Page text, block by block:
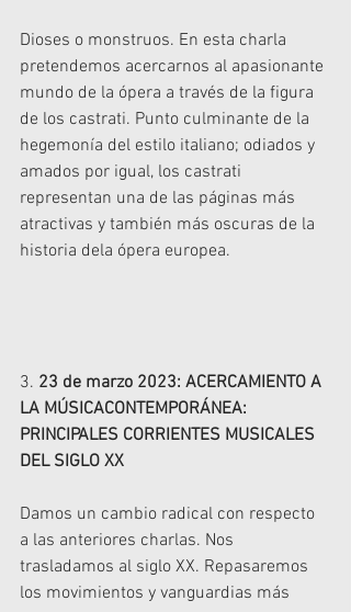
Dioses o monstruos. En esta charla
pretendemos acercarnos al apasionante
mundo de la ópera a través de la figura
de los castrati. Punto culminante de la
hegemonía del estilo italiano; odiados y
amados por igual, los castrati
representan una de las páginas más
atractivas y también más oscuras de la
historia dela ópera europea.
3. 23 de marzo 2023: ACERCAMIENTO A
LA MÚSICACONTEMPORÁNEA:
PRINCIPALES CORRIENTES MUSICALES
DEL SIGLO XX
Damos un cambio radical con respecto
a las anteriores charlas. Nos
trasladamos al siglo XX. Repasaremos
los movimientos y vanguardias más